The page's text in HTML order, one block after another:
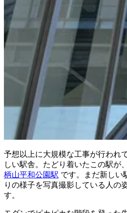
予想以上に大規模な工事が行われ
しい駅舎。たどり着いたこの駅が
柄山平和公園駅 です。まだ新しい
りの様子を写真撮影している人の
す。